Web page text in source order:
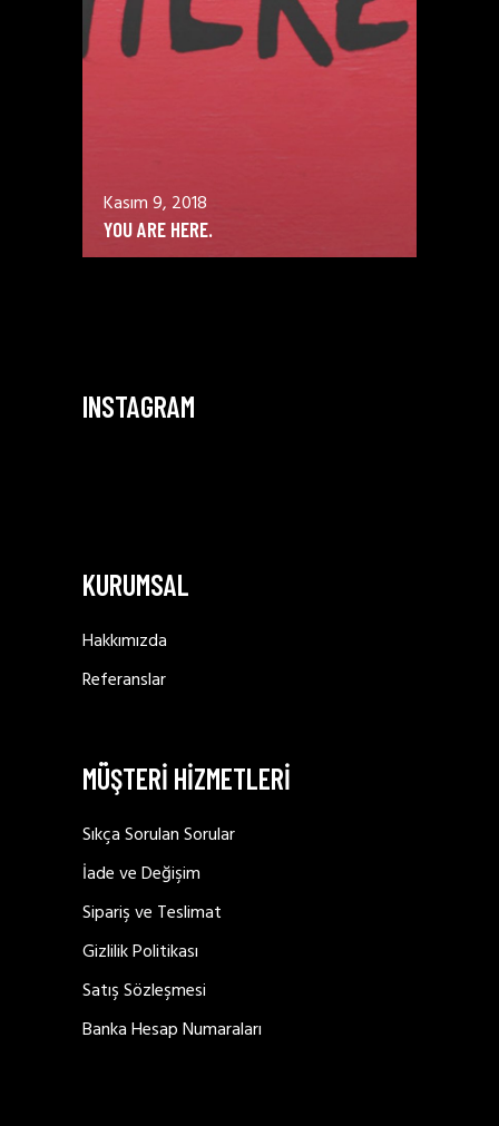
Kasım 9, 2018
YOU ARE HERE.
INSTAGRAM
KURUMSAL
Hakkımızda
Referanslar
MÜŞTERİ HİZMETLERİ
Sıkça Sorulan Sorular
İade ve Değişim
Sipariş ve Teslimat
Gizlilik Politikası
Satış Sözleşmesi
Banka Hesap Numaraları